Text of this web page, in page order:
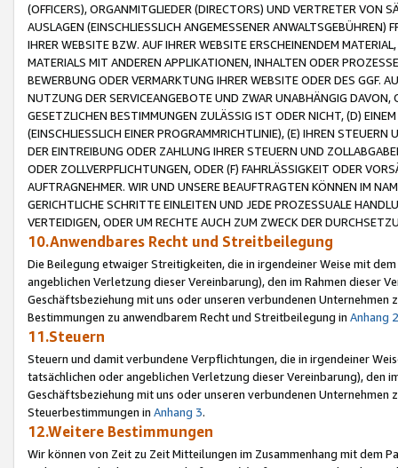
(OFFICERS), ORGANMITGLIEDER (DIRECTORS) UND VERTRETER VON
AUSLAGEN (EINSCHLIESSLICH ANGEMESSENER
IHRER WEBSITE BZW. AUF IHRER WEBSITE ERSCHEINENDEM
MATERIALS MIT ANDEREN APPLIKATIONEN, INHALTEN ODER
BEWERBUNG ODER VERMARKTUNG IHRER WEBSITE ODER DES GGF.
NUTZUNG DER SERVICEANGEBOTE UND ZWAR UNABHÄNGIG
GESETZLICHEN BESTIMMUNGEN ZULÄSSIG IST ODER NICHT, (D)
(EINSCHLIESSLICH EINER PROGRAMMRICHTLINIE), (E) IHREN
DER EINTREIBUNG ODER ZAHLUNG IHRER STEUERN UND
ODER ZOLLVERPFLICHTUNGEN, ODER (F) FAHRLÄSSIGKEIT ODER
AUFTRAGNEHMER. WIR UND UNSERE BEAUFTRAGTEN KÖNNEN IM
GERICHTLICHE SCHRITTE EINLEITEN UND JEDE PROZESSUALE
VERTEIDIGEN, ODER UM RECHTE AUCH ZUM ZWECK DER
10.Anwendbares Recht und Streitbeilegung
Die Beilegung etwaiger Streitigkeiten, die in irgendeiner Weise mit
angeblichen Verletzung dieser Vereinbarung), den im Rahmen dieser
Geschäftsbeziehung mit uns oder unseren verbundenen
Bestimmungen zu anwendbarem Recht und Streitbeilegung in Anhang 2
11.Steuern
Steuern und damit verbundene Verpflichtungen, die in irgendeiner
tatsächlichen oder angeblichen Verletzung dieser Vereinbarung), den
Geschäftsbeziehung mit uns oder unseren verbundenen
Steuerbestimmungen in Anhang 3.
12.Weitere Bestimmungen
Wir können von Zeit zu Zeit Mitteilungen im Zusammenhang mit dem